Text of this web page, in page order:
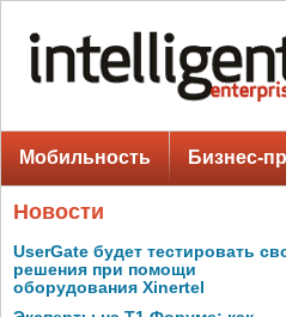
Мобильность Бизнес-
Новости
UserGate будет тестировать
решения при помощи
оборудования Xinertel